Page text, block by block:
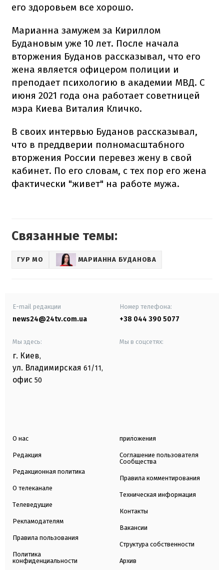
его здоровьем все хорошо.
Марианна замужем за Кириллом
Будановым уже 10 лет. После начала
вторжения Буданов рассказывал, что его
жена является офицером полиции и
преподает психологию в академии МВД. С
июня 2021 года она работает советницей
мэра Киева Виталия Кличко.
В своих интервью Буданов рассказывал,
что в преддверии полномасштабного
вторжения России перевез жену в свой
кабинет. По его словам, с тех пор его жена
фактически "живет" на работе мужа.
Связанные темы:
ГУР МО МАРИАННА БУДАНОВА
E-mail редакции
news24@24tv.com.ua
Номер телефона:
+38 044 390 5077
Мы здесь:
г. Киев,
ул. Владимирская 61/11,
офис 50
Мы в соцсетях:
О нас
Редакция
Редакционная политика
О телеканале
Телеведущие
Рекламодателям
Правила пользования
Политика
конфиденциальности
приложения
Соглашение пользователя
Сообщества
Правила комментирования
Техническая информация
Контакты
Вакансии
Структура собственности
Архив